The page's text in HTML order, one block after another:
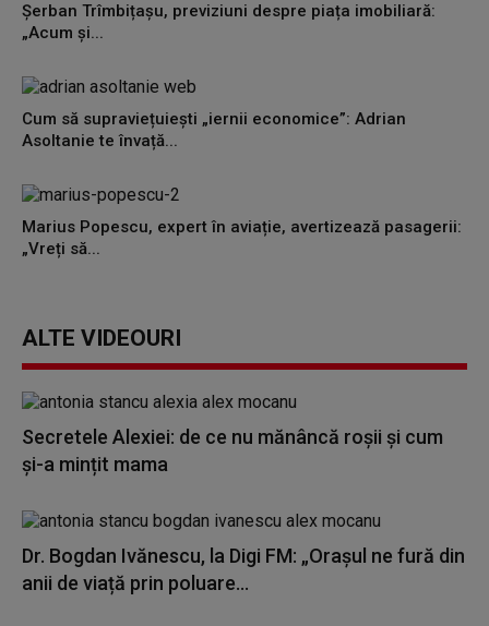
Șerban Trîmbițașu, previziuni despre piața imobiliară:
„Acum și...
Cum să supraviețuiești „iernii economice”: Adrian
Asoltanie te învață...
Marius Popescu, expert în aviație, avertizează pasagerii:
„Vreți să...
ALTE VIDEOURI
Secretele Alexiei: de ce nu mănâncă roșii și cum
și-a mințit mama
Dr. Bogdan Ivănescu, la Digi FM: „Orașul ne fură din
anii de viață prin poluare...